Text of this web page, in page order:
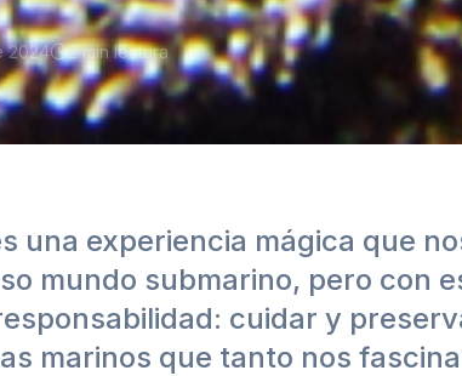
2024 2 min lectura
una experiencia mágica que
mundo submarino, pero con
cuidar y
marinos que tanto nos